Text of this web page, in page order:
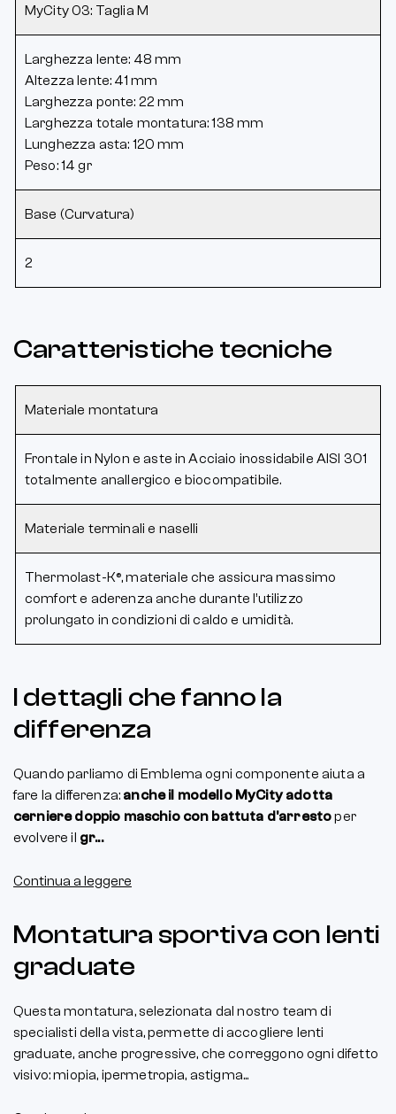
MyCity 03: Taglia M
Larghezza lente: 48 mm
Altezza lente: 41 mm
Larghezza ponte: 22 mm
Larghezza totale montatura: 138 mm
Lunghezza asta: 120 mm
Peso: 14 gr
Base (Curvatura)
2
Caratteristiche tecniche
Materiale montatura
Frontale in Nylon e aste in Acciaio inossidabile AISI 301
totalmente anallergico e biocompatibile.
Materiale terminali e naselli
Thermolast-K®, materiale che assicura massimo
comfort e aderenza anche durante l’utilizzo
prolungato in condizioni di caldo e umidità.
I dettagli che fanno la
differenza
Quando parliamo di Emblema ogni componente aiuta a
fare la differenza: anche il modello MyCity adotta
cerniere doppio maschio con battuta d'arrestoper
evolvere il gr...
Continua a leggere
Montatura sportiva con lenti
graduate
Questa montatura, selezionata dal nostro team di
specialisti della vista, permette di accogliere lenti
graduate, anche progressive, che correggono ogni difetto
visivo: miopia, ipermetropia, astigma...